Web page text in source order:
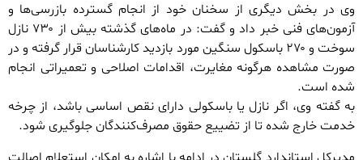
وی در بخش دیگری از سخنان خود از انجام گسترده بازرسی‌ها و
آزمون‌های فنی خبر داد و گفت: در ماه‌های گذشته بیش از ۷۳۰ نازل
سوخت و ۲۷۰ باسکول سنگین مورد بازدید کارشناسان قرار گرفته و در
صورت مشاهده هرگونه مغایرت، اقدامات اصلاحی و تعمیراتی انجام
شده است.
به گفته وی، اگر نازل یا باسکولی دارای نقص اساسی باشد، از چرخه
خدمت خارج شده تا از تضییع حقوق مصرف‌کنندگان جلوگیری شود.